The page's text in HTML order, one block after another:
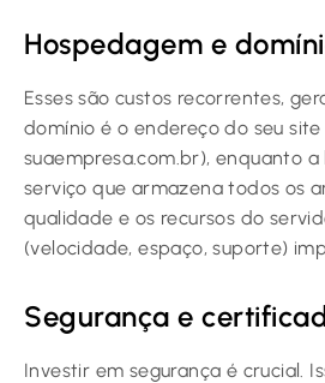
Hospedagem e
Esses são custos recorrentes,
domínio é o endereço do seu
suaempresa.com.br), enquanto
serviço que armazena todos os
qualidade e os recursos do
(velocidade, espaço, suporte)
Segurança e
Investir em segurança é crucial.